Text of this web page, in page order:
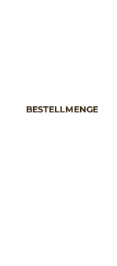
BESTELLMENGE